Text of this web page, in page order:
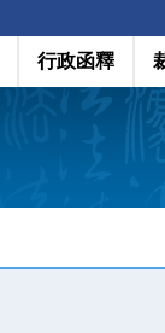
行政函釋